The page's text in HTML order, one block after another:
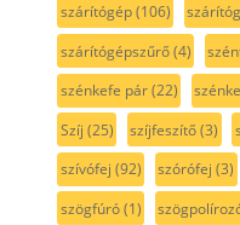
szárítógép(106)
szárítógépszűrő(4)
szénkefe pár(22)
Szíj (25) szíjfeszítő(3)
szívófej (92) szórófej (3)
szögfúró(1)